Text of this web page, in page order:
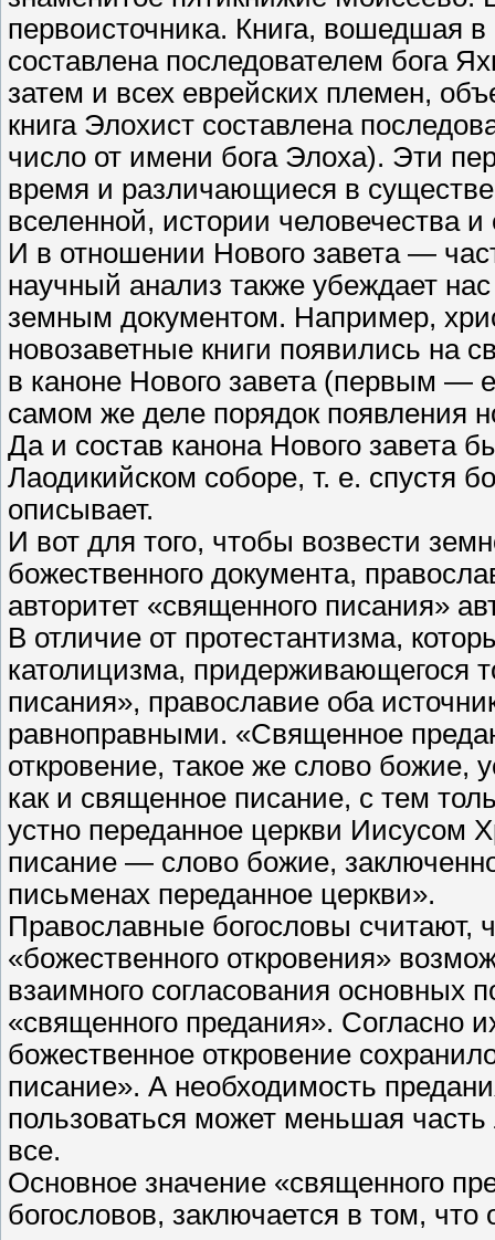
первоисточника. Книга, вошедшая
составлена последователем бога
затем и всех еврейских племен,
книга Элохист составлена
число от имени бога Элоха). Эти
время и различающиеся в
вселенной, истории человечества и
И в отношении Нового завета —
научный анализ также убеждает
земным документом. Например,
новозаветные книги появились на
в каноне Нового завета (первым —
самом же деле порядок появления
Да и состав канона Нового завета
Лаодикийском соборе, т. е. спустя
описывает.
И вот для того, чтобы возвести
божественного документа,
авторитет «священного писания»
В отличие от протестантизма,
католицизма, придерживающегося
писания», православие оба
равноправными. «Священное
откровение, такое же слово божие,
как и священное писание, с тем
устно переданное церкви Иисусом
писание — слово божие,
письменах переданное церкви».
Православные богословы считают,
«божественного откровения»
взаимного согласования основных
«священного предания». Согласно
божественное откровение
писание». А необходимость
пользоваться может меньшая
все.
Основное значение «священного
богословов, заключается в том,